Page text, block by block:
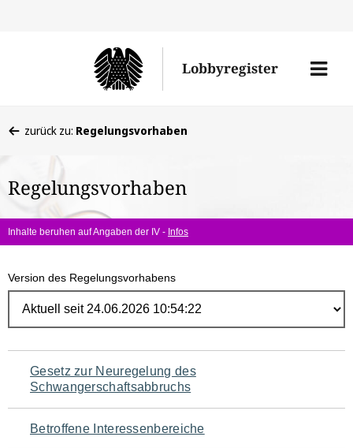
Lobbyregister
Menü
befinden
hier:
zurück zu: Regelungsvorhaben
Regelungsvorhaben
Inhalte beruhen auf Angaben der IV - Infos
Version des Regelungsvorhabens
Navigation
für
den
Gesetz zur Neuregelung des
Schwangerschaftsabbruchs
Betroffene Interessenbereiche